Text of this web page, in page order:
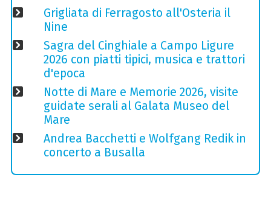
Grigliata di Ferragosto all'Osteria il
Nine
Sagra del Cinghiale a Campo Ligure
2026 con piatti tipici, musica e trattori
d'epoca
Notte di Mare e Memorie 2026, visite
guidate serali al Galata Museo del
Mare
Andrea Bacchetti e Wolfgang Redik in
concerto a Busalla